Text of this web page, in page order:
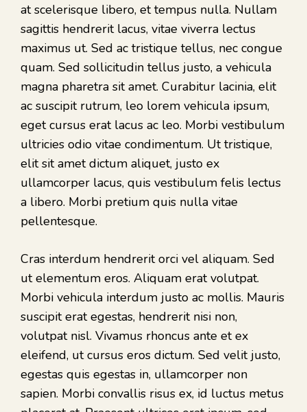
at scelerisque libero, et tempus nulla. Nullam
sagittis hendrerit lacus, vitae viverra lectus
maximus ut. Sed ac tristique tellus, nec congue
quam. Sed sollicitudin tellus justo, a vehicula
magna pharetra sit amet. Curabitur lacinia, elit
ac suscipit rutrum, leo lorem vehicula ipsum,
eget cursus erat lacus ac leo. Morbi vestibulum
ultricies odio vitae condimentum. Ut tristique,
elit sit amet dictum aliquet, justo ex
ullamcorper lacus, quis vestibulum felis lectus
a libero. Morbi pretium quis nulla vitae
pellentesque.
Cras interdum hendrerit orci vel aliquam. Sed
ut elementum eros. Aliquam erat volutpat.
Morbi vehicula interdum justo ac mollis. Mauris
suscipit erat egestas, hendrerit nisi non,
volutpat nisl. Vivamus rhoncus ante et ex
eleifend, ut cursus eros dictum. Sed velit justo,
egestas quis egestas in, ullamcorper non
sapien. Morbi convallis risus ex, id luctus metus